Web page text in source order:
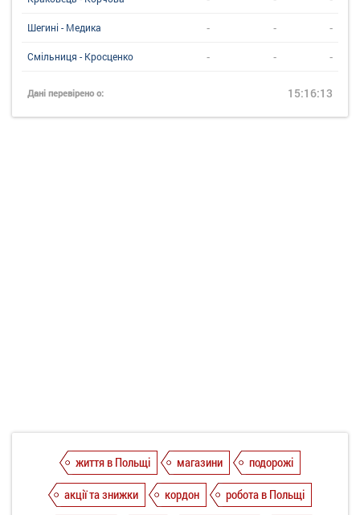
Шегині - Медика - - -
Смільниця - Кросценко - - -
Дані перевірено о: 15:16:13
життя в Польщі магазини
подорожі
акції та знижки
кордон
робота в Польщі